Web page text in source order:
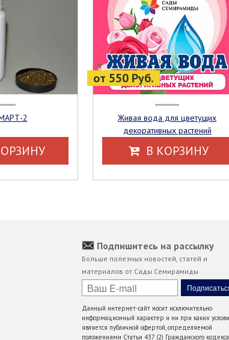
2
от 550 Руб.
Живая вода для цветущих
декоративных растений
В КОРЗИНУ
Подпишитесь на рассылку
Больше полезных новостей, статей и
материалов от Сады Семирамиды
Данный интернет-сайт носит исключительно
информационный характер и ни при каких
является публичной офертой, определяемой
положениями Статьи 437 (2) Гражданского